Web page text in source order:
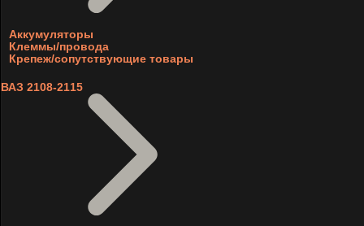
Аккумуляторы
Клеммы/провода
Крепеж/сопутствующие товары
ВАЗ 2108-2115